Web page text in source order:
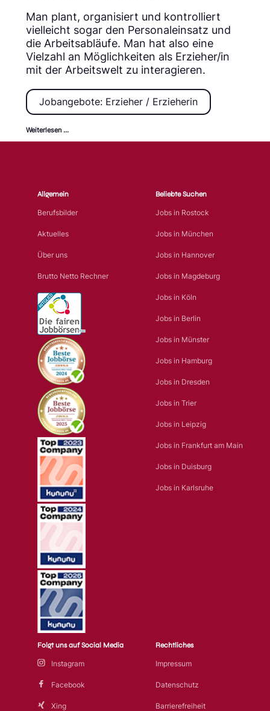
Weiterlesen …
Man plant, organisiert und kontrolliert
vielleicht sogar den Personaleinsatz und
die Arbeitsabläufe. Man hat also eine
Vielzahl an Möglichkeiten als Erzieher/in
mit der Arbeitswelt zu interagieren.
Jobangebote: Erzieher / Erzieherin
Allgemein
Berufsbilder
Aktuelles
Über uns
Brutto Netto Rechner
Beliebte Suchen
Jobs in Rostock
Jobs in München
Jobs in Hannover
Jobs in Magdeburg
Jobs in Köln
Jobs in Berlin
Jobs in Münster
Jobs in Hamburg
Jobs in Dresden
Jobs in Trier
Jobs in Leipzig
Jobs in Frankfurt am Main
Jobs in Duisburg
Jobs in Karlsruhe
Folgt uns auf Social Media
Instagram
Facebook
Xing
Rechtliches
Impressum
Datenschutz
Barrierefreiheit